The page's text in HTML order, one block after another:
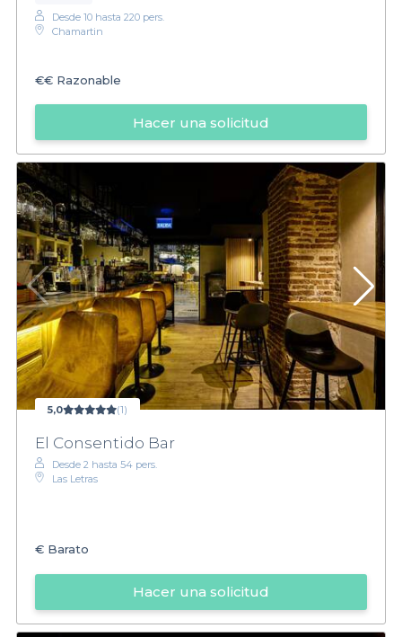
Desde 10 hasta 220 pers.
Chamartin
€€ Razonable
Hacer una solicitud
5,0 (1)
El Consentido Bar
Desde 2 hasta 54 pers.
Las Letras
€ Barato
Hacer una solicitud